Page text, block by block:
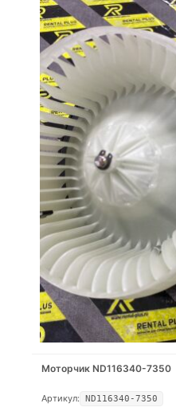
Моторчик ND116340-7350
Артикул: ND116340-7350